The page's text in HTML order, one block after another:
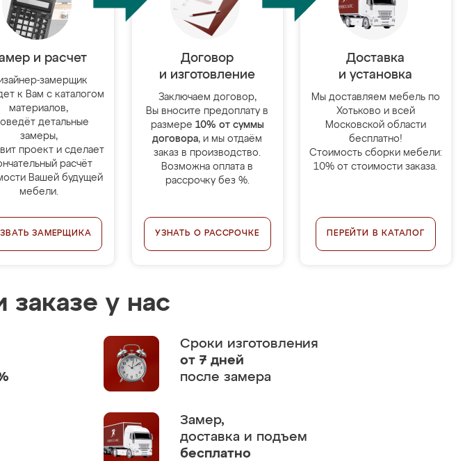
и расчет
замерщик
к Вам с каталогом
материалов,
детальные
замеры,
проект и сделает
расчёт
Вашей будущей
мебели.
ЗАМЕРЩИКА
Договор
и изготовление
Заключаем договор,
Вы вносите предоплату в
размере 10% от суммы
договора, и мы отдаём
заказ в производство.
Возможна оплата в
рассрочку без %.
УЗНАТЬ О РАССРОЧКЕ
Доставка
и установка
Мы доставляем мебель по
Хотьково и всей
Московской области
бесплатно!
Стоимость сборки мебели:
10% от стоимости заказа.
ПЕРЕЙТИ В КАТАЛОГ
заказе у нас
Сроки изготовления
от 7 дней
после замера
Замер,
доставка и подъем
бесплатно